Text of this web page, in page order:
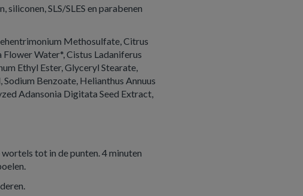
SLS/SLES en parabenen
Methosulfate, Citrus
Water*, Cistus Ladaniferus
Ethyl Ester, Glyceryl Stearate,
Benzoate, Helianthus Annuus
Adansonia Digitata Seed Extract,
tot in de punten. 4 minuten